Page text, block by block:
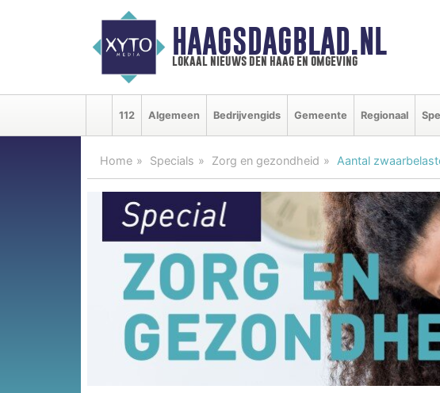
HAAGSDAGBLAD.NL
lokaal nieuws den haag en omgeving
112 Algemeen Bedrijvengids Gemeente Regionaal
Home Specials Zorg en gezondheid Aantal